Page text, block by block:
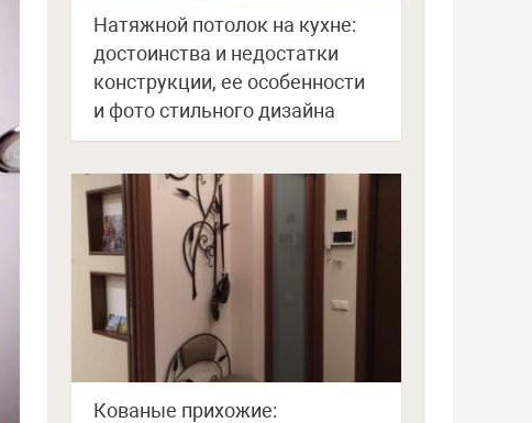
Натяжной потолок на кухне:
достоинства и недостатки
конструкции, ее особенности
и фото стильного дизайна
Кованые прихожие: